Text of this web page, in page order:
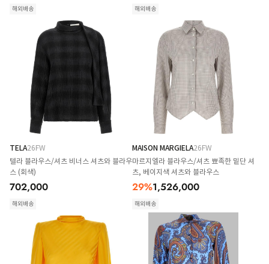
해외배송 해외배송
TELA26FW
텔라 블라우스/셔츠 비너스 셔츠와 블라우
스 (회색)
702,000
해외배송
MAISON MARGIELA26FW
마르지엘라 블라우스/셔츠 뾰족한 밑단 셔
츠, 베이지색 셔츠와 블라우스
29%1,526,000
해외배송